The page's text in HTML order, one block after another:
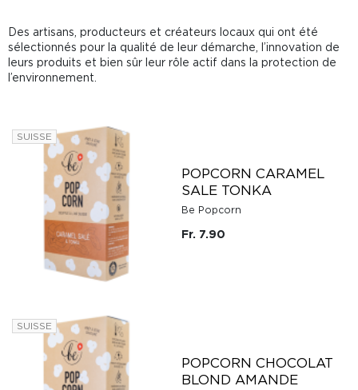
Des artisans, producteurs et créateurs locaux qui ont été
sélectionnés pour la qualité de leur démarche, l’innovation de
leurs produits et bien sûr leur rôle actif dans la protection de
l’environnement.
SUISSE
POPCORN CARAMEL
SALE TONKA
Be Popcorn
Fr. 7.90
SUISSE
POPCORN CHOCOLAT
BLOND AMANDE